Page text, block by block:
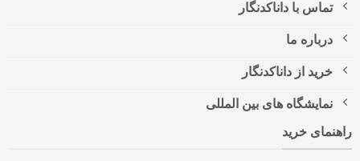
تماس با داناکدنگار
درباره ما
خرید از داناکدنگار
نمایشگاه های بین المللی
راهنمای خرید